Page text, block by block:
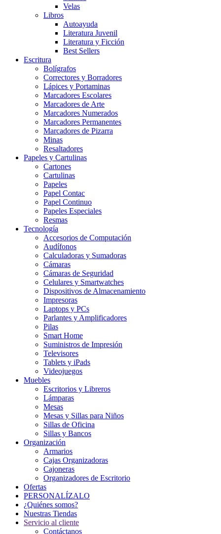
Velas
Libros
Autoayuda
Literatura Juvenil
Literatura y Ficción
Best Sellers
Escritura
Bolígrafos
Correctores y Borradores
Lápices y Portaminas
Marcadores Escolares
Marcadores de Arte
Marcadores Numerados
Marcadores Permanentes
Marcadores de Pizarra
Minas
Resaltadores
Papeles y Cartulinas
Cartones
Cartulinas
Papeles
Papel Contac
Papel Continuo
Papeles Especiales
Resmas
Tecnología
Accesorios de Computación
Audífonos
Calculadoras y Sumadoras
Cámaras
Cámaras de Seguridad
Celulares y Smartwatches
Dispositivos de Almacenamiento
Impresoras
Laptops y PCs
Parlantes y Amplificadores
Pilas
Smart Home
Suministros de Impresión
Televisores
Tablets y iPads
Videojuegos
Muebles
Escritorios y Libreros
Lámparas
Mesas
Mesas y Sillas para Niños
Sillas de Oficina
Sillas y Bancos
Organización
Armarios
Cajas Organizadoras
Cajoneras
Organizadores de Escritorio
Ofertas
PERSONALÍZALO
¿Quiénes somos?
Nuestras Tiendas
Servicio al cliente
Contáctanos